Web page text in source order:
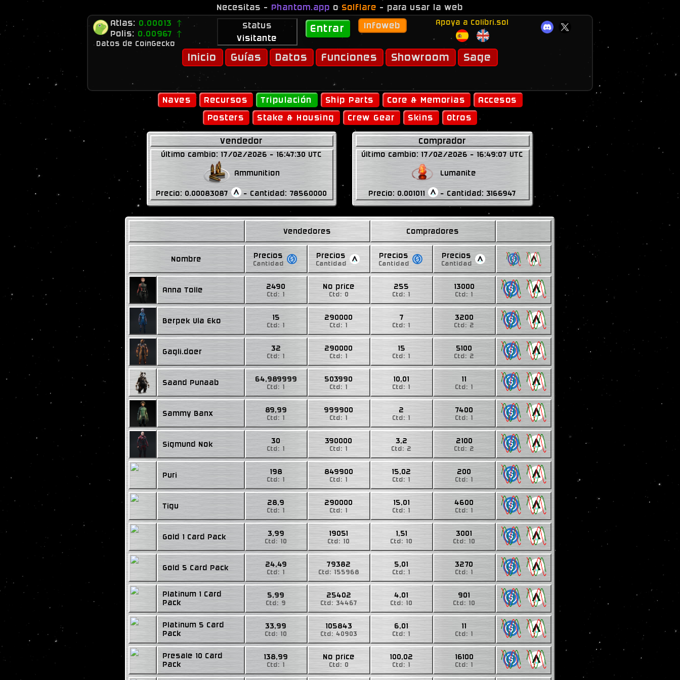
Necesitas - Phantom.app o Solflare - para usar la web
Envía algo a -Colibri.sol- si apoyas este proyecto
Bit2me- Cambia tu dinero a criptos (consigue 5€ gratis con tu primera compra desde 100€)
Atlas: 0.00013 ↑
Polis: 0.00967 ↑
Datos de CoinGecko
Status
Visitante
Entrar Infoweb Apoya a Colibri.sol
Inicio Guías Datos Funciones Showroom Sage
Naves Recursos Tripulación Ship Parts Core & Memorias
Accesos
Posters
Stake & Housing Crew Gear Skins Otros
Vendedor
Último cambio: 17/02/2026 - 16:47:30 UTC
Ammunition
Precio: 0.00083087 - Cantidad: 78560000
Comprador
Último cambio: 17/02/2026 - 16:49:07 UTC
Lumanite
Precio: 0.001011 - Cantidad: 3166947
Vendedores Compradores
Nombre Precios
Cantidad
Precios
Cantidad
Precios
Cantidad
Precios
Cantidad
Anna Tolle 2490
Ctd: 1
No price
Ctd: 0
255
Ctd: 1
13000
Ctd: 1
Berpek Ula Eko 15
Ctd: 1
290000
Ctd: 1
7
Ctd: 1
3200
Ctd: 2
Gagli.doer 32
Ctd: 1
290000
Ctd: 1
15
Ctd: 1
5100
Ctd: 2
Saand Punaab 64,989999
Ctd: 1
503990
Ctd: 1
10,01
Ctd: 1
11
Ctd: 1
Sammy Banx 89,99
Ctd: 1
999900
Ctd: 1
2
Ctd: 1
7400
Ctd: 1
Sigmund Nok 30
Ctd: 1
390000
Ctd: 1
3,2
Ctd: 2
2100
Ctd: 2
Puri 198
Ctd: 1
849900
Ctd: 1
15,02
Ctd: 1
200
Ctd: 1
Tigu 28,9
Ctd: 1
290000
Ctd: 1
15,01
Ctd: 1
4600
Ctd: 1
Gold 1 Card Pack 3,99
Ctd: 10
19051
Ctd: 10
1,51
Ctd: 10
3001
Ctd: 10
Gold 5 Card Pack 24,49
Ctd: 1
79382
Ctd: 155968
5,01
Ctd: 1
3270
Ctd: 1
Platinum 1 Card
Pack
5,99
Ctd: 9
25402
Ctd: 34467
4,01
Ctd: 10
901
Ctd: 10
Platinum 5 Card
Pack
33,99
Ctd: 10
105843
Ctd: 40903
6,01
Ctd: 1
11
Ctd: 1
Presale 10 Card
Pack
138,99
Ctd: 1
No price
Ctd: 0
100,02
Ctd: 1
16100
Ctd: 1